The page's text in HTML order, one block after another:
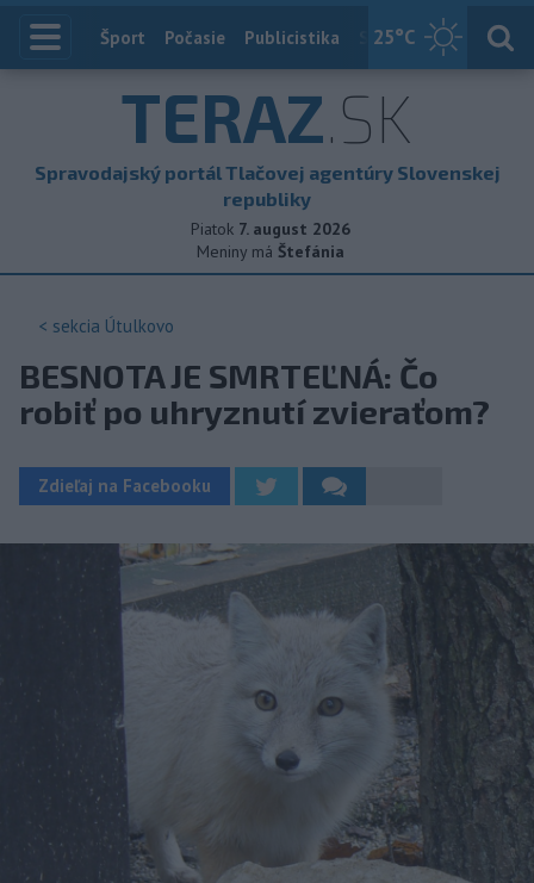
25°C
Index
Šport Počasie Publicistika Slovensko
TERAZ.SK
Spravodajský portál Tlačovej agentúry Slovenskej
republiky
Piatok 7. august 2026
Meniny má Štefánia
< sekcia Útulkovo
BESNOTA JE SMRTEĽNÁ: Čo
robiť po uhryznutí zvieraťom?
Zdieľaj na Facebooku